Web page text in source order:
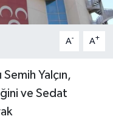
A- A+
Semih Yalçın,
ve Sedat